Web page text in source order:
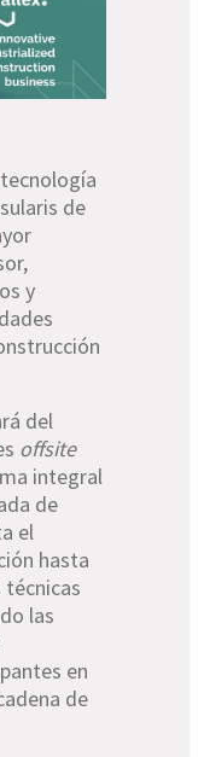
de
y
del
offsite
integral
de
el
hasta
técnicas
las
en
de